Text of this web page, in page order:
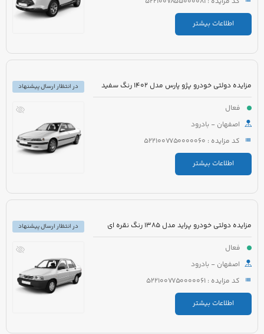
اطلاعات بیشتر
مزایده دولتی خودرو پژو پارس مدل 1402 رنگ سفید
فعال
اصفهان - بادرود
کد مزایده : 5221007750000060
اطلاعات بیشتر
در انتظار ارسال پیشنهاد
مزایده دولتی خودرو پراید مدل 1385 رنگ نقره ای
فعال
اصفهان - بادرود
کد مزایده : 5221007750000061
اطلاعات بیشتر
در انتظار ارسال پیشنهاد